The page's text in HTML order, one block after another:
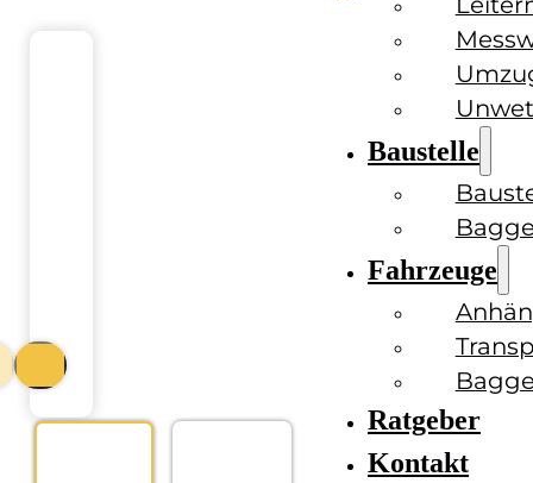
Baustelle
Fahrzeuge
Ratgeber
Kontakt